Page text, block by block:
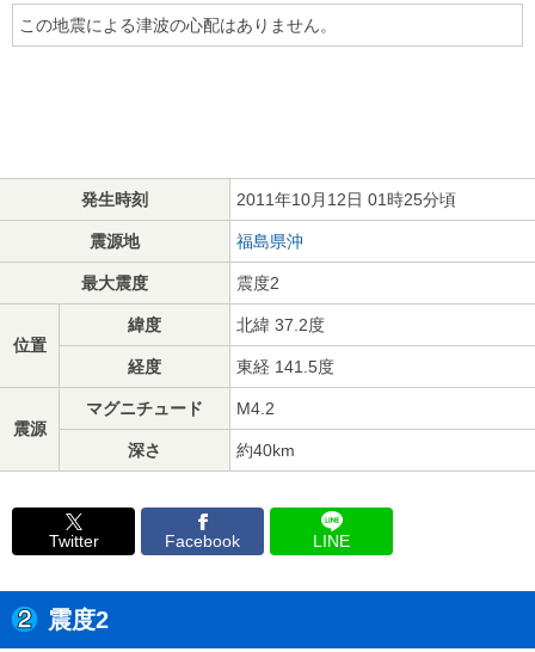
この地震による津波の心配はありません。
発生時刻 2011年10月12日 01時25分頃
震源地 福島県沖
最大震度 震度2
位置
緯度 北緯 37.2度
経度 東経 141.5度
震源
マグニチュード M4.2
深さ 約40km
Twitter Facebook LINE
震度2